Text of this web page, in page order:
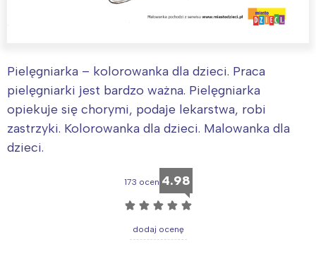
Pielęgniarka – kolorowanka dla dzieci. Praca
pielęgniarki jest bardzo ważna. Pielęgniarka
opiekuje się chorymi, podaje lekarstwa, robi
zastrzyki. Kolorowanka dla dzieci. Malowanka dla
dzieci.
173 ocen 4.98
☆ ☆ ☆ ☆ ☆
dodaj ocenę